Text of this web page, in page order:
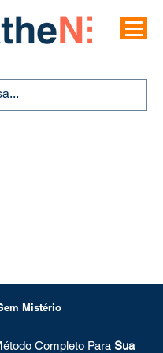
Mistério
Completo Para Sua